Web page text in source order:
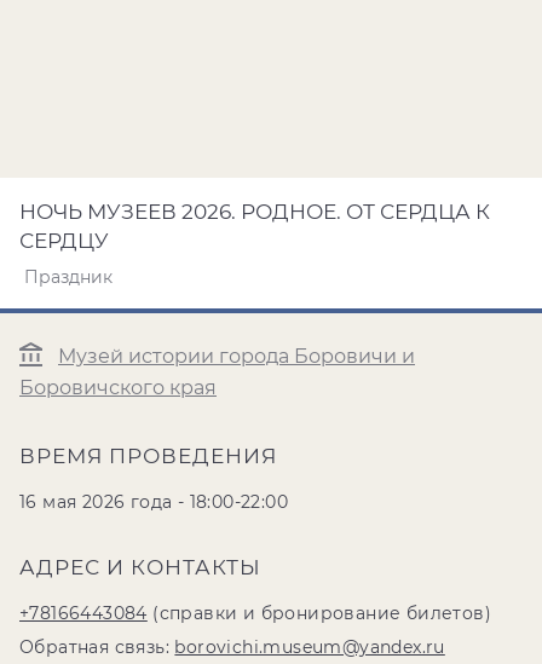
НОЧЬ МУЗЕЕВ 2026. РОДНОЕ. ОТ СЕРДЦА К
СЕРДЦУ
Праздник
Музей истории города Боровичи и
Боровичского края
ВРЕМЯ ПРОВЕДЕНИЯ
16 мая 2026 года - 18:00-22:00
АДРЕС И КОНТАКТЫ
+78166443084 (справки и бронирование билетов)
Обратная связь: borovichi.museum@yandex.ru